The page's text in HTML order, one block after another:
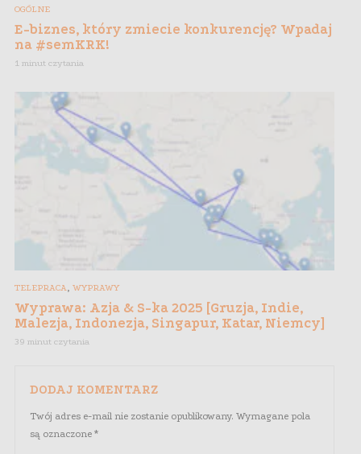
OGÓLNE
E-biznes, który zmiecie konkurencję? Wpadaj
na #semKRK!
1 minut czytania
TELEPRACA, WYPRAWY
Wyprawa: Azja & S-ka 2025 [Gruzja, Indie,
Malezja, Indonezja, Singapur, Katar, Niemcy]
39 minut czytania
DODAJ KOMENTARZ
Twój adres e-mail nie zostanie opublikowany. Wymagane pola
są oznaczone *